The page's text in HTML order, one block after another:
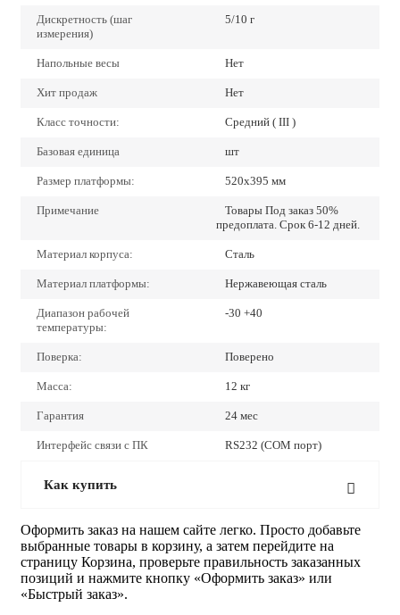
Дискретность (шаг
измерения)
5/10 г
Напольные весы Нет
Хит продаж Нет
Класс точности: Средний ( III )
Базовая единица шт
Размер платформы: 520х395 мм
Примечание
Товары Под заказ 50%
предоплата. Срок 6-12 дней.
Материал корпуса: Сталь
Материал платформы: Нержавеющая сталь
Диапазон рабочей
температуры:
-30 +40
Поверка: Поверено
Масса: 12 кг
Гарантия 24 мес
Интерфейс связи с ПК RS232 (COM порт)
Как купить
Оформить заказ на нашем сайте легко. Просто добавьте
выбранные товары в корзину, а затем перейдите на
страницу Корзина, проверьте правильность заказанных
позиций и нажмите кнопку «Оформить заказ» или
«Быстрый заказ».